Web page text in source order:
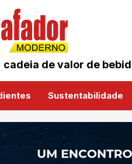
cadeia de valor de
Sustentabilidade